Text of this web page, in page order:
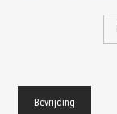
Bevrijding